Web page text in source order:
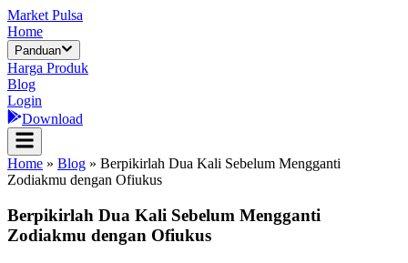
Market Pulsa
Home
Panduan
Harga Produk
Blog
Login
Download
Home » Blog » Berpikirlah Dua Kali Sebelum Mengganti
Zodiakmu dengan Ofiukus
Berpikirlah Dua Kali Sebelum Mengganti
Zodiakmu dengan Ofiukus